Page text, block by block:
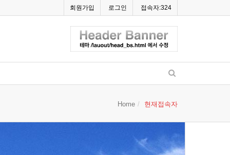
회원가입 로그인 접속자:324
Home 현재접속자